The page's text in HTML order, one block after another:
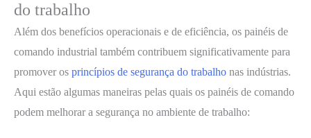
do trabalho
Além dos benefícios operacionais e de eficiência, os painéis de
comando industrial também contribuem significativamente para
promover os princípios de segurança do trabalho nas indústrias.
Aqui estão algumas maneiras pelas quais os painéis de comando
podem melhorar a segurança no ambiente de trabalho: